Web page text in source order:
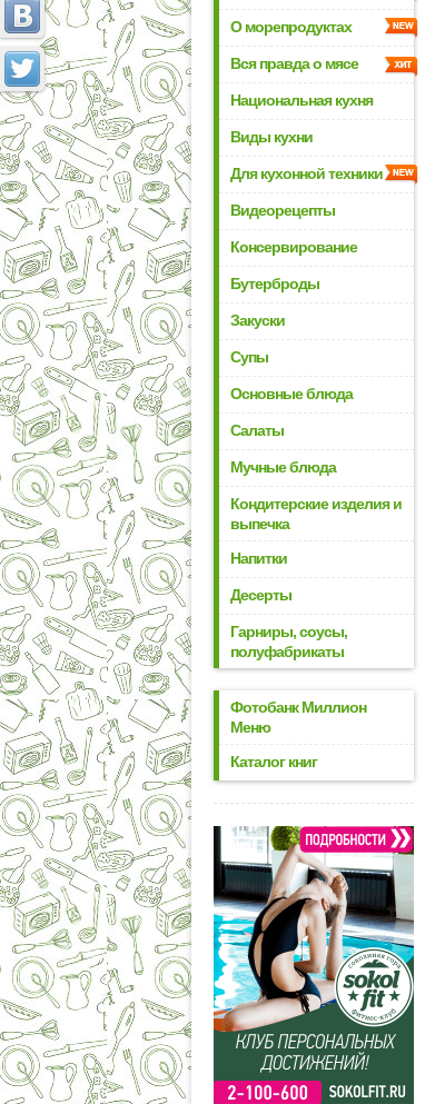
О морепродуктах
Вся правда о мясе
Национальная кухня
Виды кухни
Для кухонной техники
Видеорецепты
Консервирование
Бутерброды
Закуски
Супы
Основные блюда
Салаты
Мучные блюда
Кондитерские изделия и
выпечка
Напитки
Десерты
Гарниры, соусы,
полуфабрикаты
Фотобанк Миллион
Меню
Каталог книг